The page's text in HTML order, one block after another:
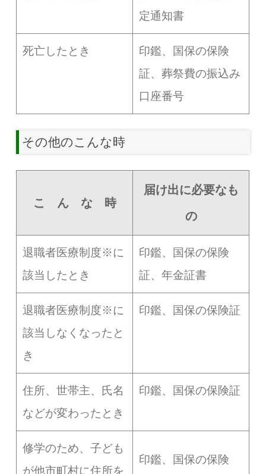
定通知書
死亡したとき
印鑑、国保の保険
証、葬祭費の振込み
口座番号
その他のこんな時
こ ん な 時
届け出に必要なも
の
退職者医療制度※に
該当したとき
印鑑、国保の保険
証、年金証書
退職者医療制度※に
該当しなくなったと
き
印鑑、国保の保険証
住所、世帯主、氏名
などが変わったとき
印鑑、国保の保険証
修学のため、子ども
が他市町村に住所を
印鑑、国保の保険